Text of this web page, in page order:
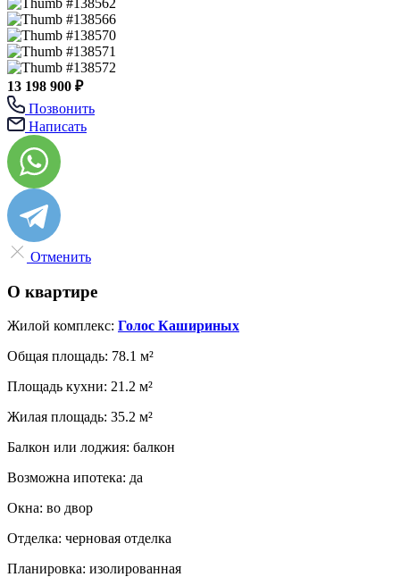
13 198 900 ₽
Позвонить
Написать
Отменить
О квартире
Жилой комплекс: Голос Кашириных
Общая площадь: 78.1 м²
Площадь кухни: 21.2 м²
Жилая площадь: 35.2 м²
Балкон или лоджия: балкон
Возможна ипотека: да
Окна: во двор
Отделка: черновая отделка
Планировка: изолированная